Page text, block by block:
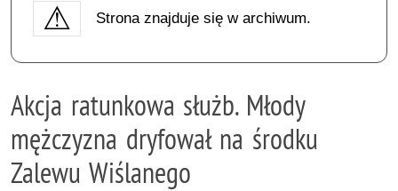
Strona znajduje się w archiwum.
Akcja ratunkowa służb. Młody
mężczyzna dryfował na środku
Zalewu Wiślanego